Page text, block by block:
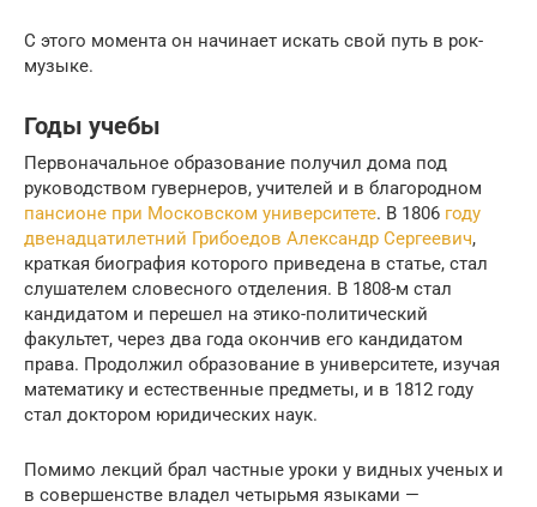
С этого момента он начинает искать свой путь в рок-
музыке.
Годы учебы
Первоначальное образование получил дома под
руководством гувернеров, учителей и в благородном
пансионе при Московском университете. В 1806 году
двенадцатилетний Грибоедов Александр Сергеевич,
краткая биография которого приведена в статье, стал
слушателем словесного отделения. В 1808-м стал
кандидатом и перешел на этико-политический
факультет, через два года окончив его кандидатом
права. Продолжил образование в университете, изучая
математику и естественные предметы, и в 1812 году
стал доктором юридических наук.
Помимо лекций брал частные уроки у видных ученых и
в совершенстве владел четырьмя языками —